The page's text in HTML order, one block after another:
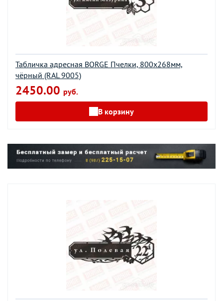
Табличка адресная BORGE Пчелки, 800x268мм,
чёрный (RAL 9005)
2450.00 руб.
В корзину